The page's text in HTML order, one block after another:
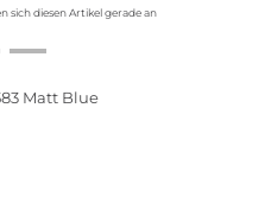
sich diesen Artikel gerade an
Matt Blue